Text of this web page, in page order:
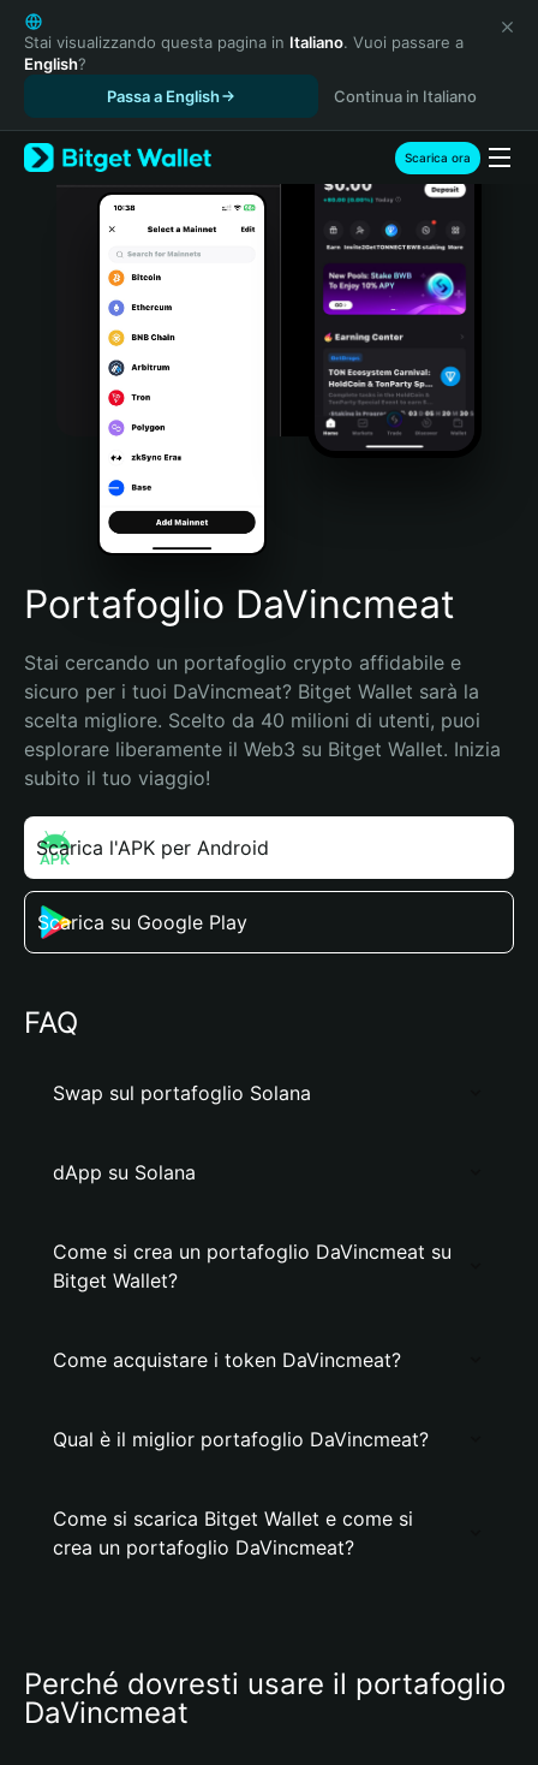
English
日本語
Tiếng Việt
Español (Latinoamérica)
Türkçe
Italiano
Português (Portugal)
Bahasa Indonesia
Português (Brasil)
Español (Argentina)
Stai visualizzando questa pagina in Italiano. Vuoi passare a
English?
Passa a English
Continua in Italiano
Scarica ora
Portafoglio DaVincmeat
Stai cercando un portafoglio crypto affidabile e
sicuro per i tuoi DaVincmeat? Bitget Wallet sarà la
scelta migliore. Scelto da 40 milioni di utenti, puoi
esplorare liberamente il Web3 su Bitget Wallet. Inizia
subito il tuo viaggio!
Scarica l'APK per Android
Scarica su Google Play
FAQ
Swap sul portafoglio Solana
dApp su Solana
Come si crea un portafoglio DaVincmeat su
Bitget Wallet?
Come acquistare i token DaVincmeat?
Qual è il miglior portafoglio DaVincmeat?
Come si scarica Bitget Wallet e come si
crea un portafoglio DaVincmeat?
Perché dovresti usare il portafoglio
DaVincmeat